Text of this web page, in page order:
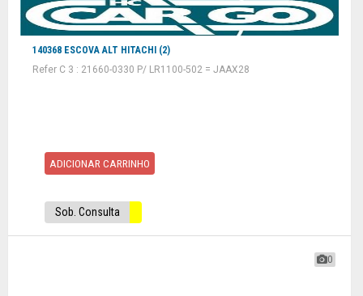
140368 ESCOVA ALT HITACHI (2)
Refer C 3 : 21660-0330 P/ LR1100-502 = JAAX28
ADICIONAR CARRINHO
Sob. Consulta
0